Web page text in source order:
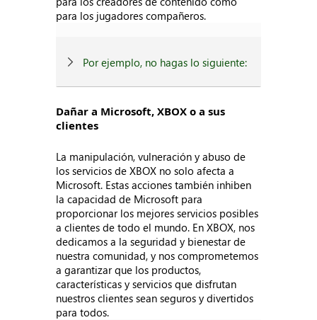
para los jugadores compañeros.
Por ejemplo, no hagas lo siguiente:
Dañar a Microsoft, XBOX o a sus
clientes
La manipulación, vulneración y abuso de
los servicios de XBOX no solo afecta a
Microsoft. Estas acciones también inhiben
la capacidad de Microsoft para
proporcionar los mejores servicios posibles
a clientes de todo el mundo. En XBOX, nos
dedicamos a la seguridad y bienestar de
nuestra comunidad, y nos comprometemos
a garantizar que los productos,
características y servicios que disfrutan
nuestros clientes sean seguros y divertidos
para todos.